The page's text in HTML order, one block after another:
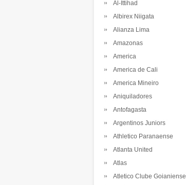
Al-Ittihad
Albirex Niigata
Alianza Lima
Amazonas
America
America de Cali
America Mineiro
Aniquiladores
Antofagasta
Argentinos Juniors
Athletico Paranaense
Atlanta United
Atlas
Atletico Clube Goianiense